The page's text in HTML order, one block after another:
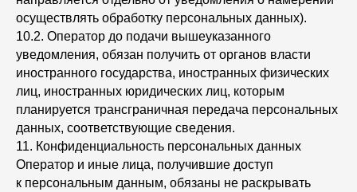
осуществлять обработку персональных данных).
10.2. Оператор до подачи вышеуказанного
уведомления, обязан получить от органов власти
иностранного государства, иностранных физических
лиц, иностранных юридических лиц, которым
планируется трансграничная передача персональных
данных, соответствующие сведения.
11. Конфиденциальность персональных данных
Оператор и иные лица, получившие доступ
к персональным данным, обязаны не раскрывать